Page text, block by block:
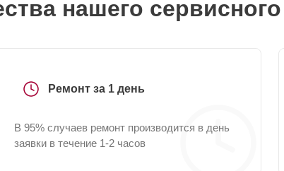
нашего
Ремонт за 1 день
В 95% случаев ремонт производится в день
заявки в течение 1-2 часов